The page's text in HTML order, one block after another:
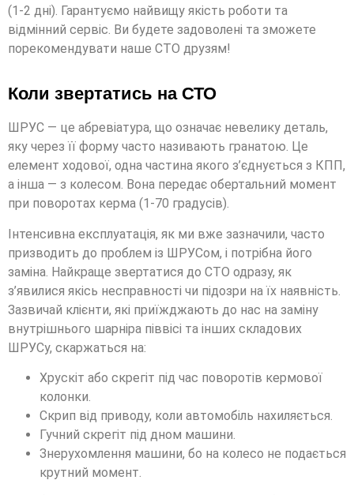
(1-2 дні). Гарантуємо найвищу якість роботи та
відмінний сервіс. Ви будете задоволені та зможете
порекомендувати наше СТО друзям!
Коли звертатись на СТО
ШРУС — це абревіатура, що означає невелику деталь,
яку через її форму часто називають гранатою. Це
елемент ходової, одна частина якого з’єднується з КПП,
а інша — з колесом. Вона передає обертальний момент
при поворотах керма (1-70 градусів).
Інтенсивна експлуатація, як ми вже зазначили, часто
призводить до проблем із ШРУСом, і потрібна його
заміна. Найкраще звертатися до СТО одразу, як
з’явилися якісь несправності чи підозри на їх наявність.
Зазвичай клієнти, які приїжджають до нас на заміну
внутрішнього шарніра піввісі та інших складових
ШРУСу, скаржаться на:
Хрускіт або скрегіт під час поворотів кермової
колонки.
Скрип від приводу, коли автомобіль нахиляється.
Гучний скрегіт під дном машини.
Знерухомлення машини, бо на колесо не подається
крутний момент.